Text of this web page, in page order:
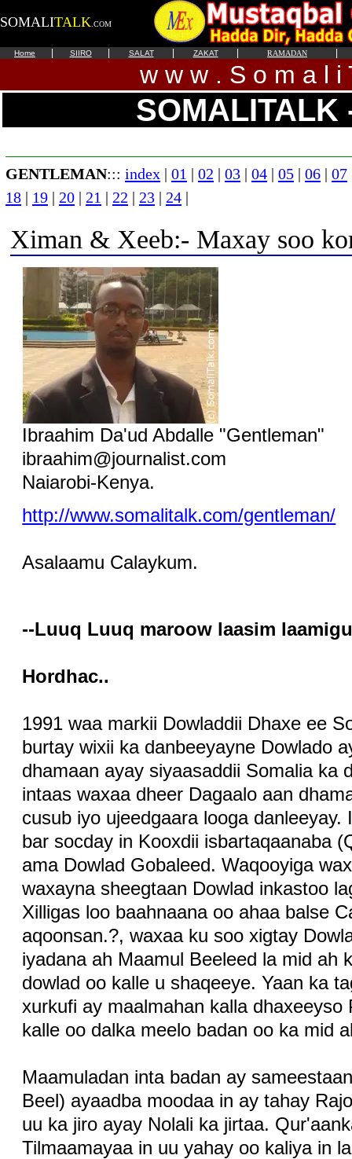
SOMALITALK .COM
Home SIIRO SALAT ZAKAT RAMADAN
w w w . S o m a l i
SOMALITALK
GENTLEMAN::: index | 01 | 02 | 03 | 04 | 05 | 06 | 07
18 | 19 | 20 | 21 | 22 | 23 | 24 |
Ximan & Xeeb:- Maxay soo
Ibraahim Da'ud Abdalle "Gentleman"
ibraahim@journalist.com
Naiarobi-Kenya.
http://www.somalitalk.com/gentleman/
Asalaamu Calaykum.
--Luuq Luuq maroow laasim
Hordhac..
1991 waa markii Dowladdii Dhaxe ee
burtay wixii ka danbeeyayne Dowlado
dhamaan ayay siyaasaddii Somalia ka
intaas waxaa dheer Dagaalo aan
cusub iyo ujeedgaara looga
bar socday in Kooxdii isbartaqaanaba
ama Dowlad Gobaleed. Waqooyiga
waxayna sheegtaan Dowlad inkastoo
Xilligas loo baahnaana oo ahaa balse
aqoonsan.?, waxaa ku soo xigtay
iyadana ah Maamul Beeleed la mid ah
dowlad oo kalle u shaqeeye. Yaan ka
xurkufi ay maalmahan kalla
kalle oo dalka meelo badan oo ka mid
Maamuladan inta badan ay
Beel) ayaadba moodaa in ay tahay
uu ka jiro ayay Nolali ka jirtaa.
Tilmaamayaa in uu yahay oo kaliya in